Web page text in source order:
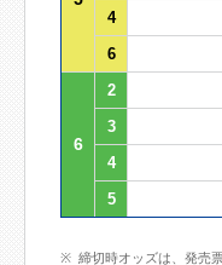
4
6
6
2
3
4
5
締切時オッズは、発売